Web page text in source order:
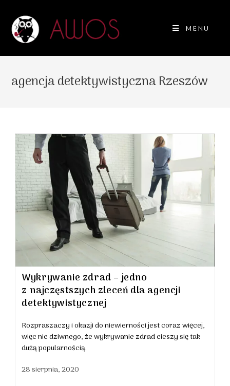
MENU
agencja detektywistyczna Rzeszów
Wykrywanie zdrad – jedno
z najczęstszych zleceń dla agencji
detektywistycznej
Rozpraszaczy i okazji do niewierności jest coraz więcej,
więc nic dziwnego, że wykrywanie zdrad cieszy się tak
dużą popularnością.
28 sierpnia, 2020